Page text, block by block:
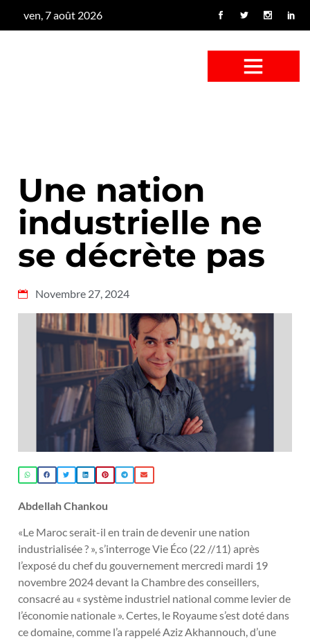
ven, 7 août 2026
Une nation
industrielle ne
se décrète pas
Novembre 27, 2024
Abdellah Chankou
«Le Maroc serait-il en train de devenir une nation
industrialisée ? », s’interroge Vie Éco (22 //11) après
l’exposé du chef du gouvernement mercredi mardi 19
novembre 2024 devant la Chambre des conseillers,
consacré au « système industriel national comme levier de
l’économie nationale ». Certes, le Royaume s’est doté dans
ce domaine, comme l’a rappelé Aziz Akhannouch, d’une